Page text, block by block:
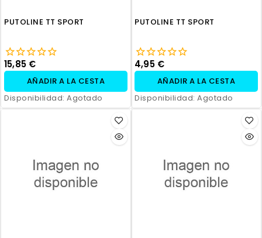
PUTOLINE TT SPORT
15,85 €
AÑADIR A LA CESTA
Disponibilidad: Agotado
PUTOLINE TT SPORT
4,95 €
AÑADIR A LA CESTA
Disponibilidad: Agotado